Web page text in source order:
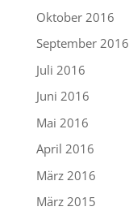
Oktober 2016
September 2016
Juli 2016
Juni 2016
Mai 2016
April 2016
März 2016
März 2015